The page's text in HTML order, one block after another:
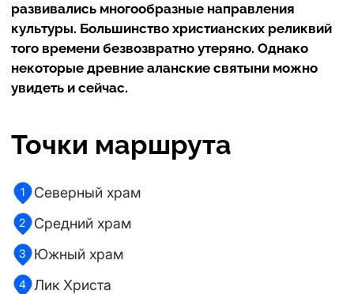
развивались многообразные направления
культуры. Большинство христианских реликвий
того времени безвозвратно утеряно. Однако
некоторые древние аланские святыни можно
увидеть и сейчас.
Точки маршрута
1 Северный храм
2 Средний храм
3 Южный храм
4 Лик Христа